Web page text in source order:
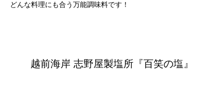
どんな料理にも合う万能調味料です！
越前海岸 志野屋製塩所『百笑の塩』